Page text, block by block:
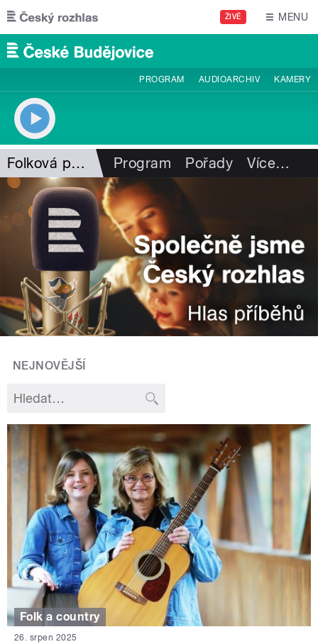
Přejít k hlavnímu obsahu
ŽIVĚ MENU
PROGRAM AUDIOARCHIV KAMERY
Folková pohlazení Program Pořady Více…
NEJNOVĚJŠÍ
Folk a country
26. srpen 2025